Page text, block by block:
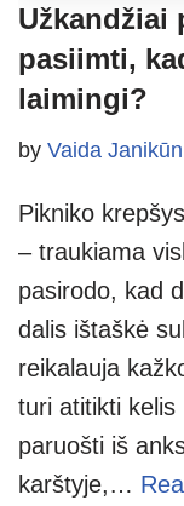
Užkandžiai
pasiimti,
laimingi?
by Vaida
Pikniko
– traukiama
pasirodo, kad
dalis ištaškė
reikalauja
turi atitikti kelis
paruošti iš
karštyje,…